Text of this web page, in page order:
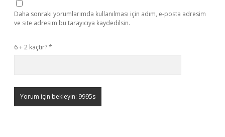
Daha sonraki yorumlarımda kullanılması için adım, e-posta adresim
ve site adresim bu tarayıcıya kaydedilsin.
6 + 2 kaçtır?*